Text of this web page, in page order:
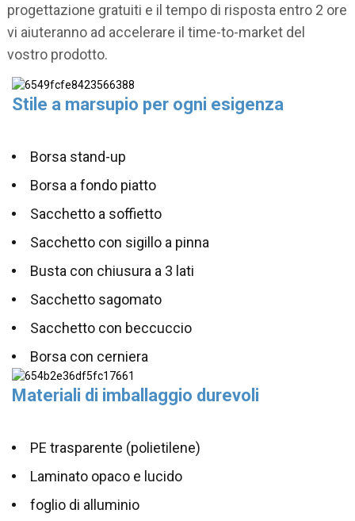
progettazione gratuiti e il tempo di risposta entro 2 ore
vi aiuteranno ad accelerare il time-to-market del
vostro prodotto.
Stile a marsupio per ogni esigenza
Borsa stand-up
Borsa a fondo piatto
Sacchetto a soffietto
Sacchetto con sigillo a pinna
Busta con chiusura a 3 lati
Sacchetto sagomato
Sacchetto con beccuccio
Borsa con cerniera
Materiali di imballaggio durevoli
PE trasparente (polietilene)
Laminato opaco e lucido
foglio di alluminio